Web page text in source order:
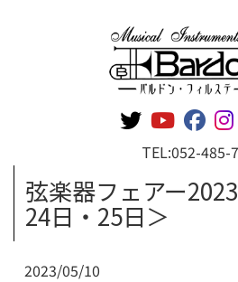
TEL:052-485-
弦楽器フェアー
24日・25日＞
2023/05/10